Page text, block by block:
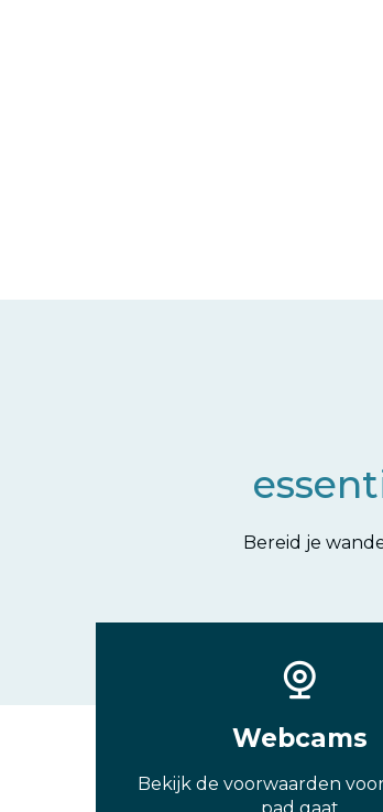
Bereid je
Webcams
Bekijk de voorwaarden